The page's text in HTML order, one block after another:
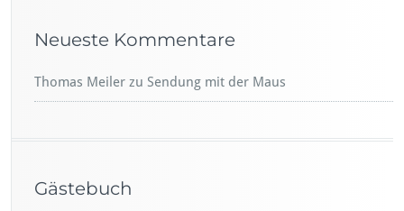
Neueste Kommentare
Thomas Meiler zu Sendung mit der Maus
Gästebuch